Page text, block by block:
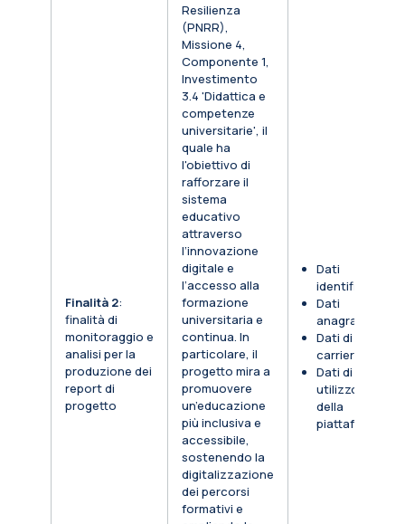
Finalità 2:
finalità di
monitoraggio e
analisi per la
produzione dei
report di
progetto
Resilienza
(PNRR),
Missione 4,
Componente 1,
Investimento
3.4 'Didattica e
competenze
universitarie', il
quale ha
l'obiettivo di
rafforzare il
sistema
educativo
attraverso
l’innovazione
digitale e
l’accesso alla
formazione
universitaria e
continua. In
particolare, il
progetto mira a
promuovere
un’educazione
più inclusiva e
accessibile,
sostenendo la
digitalizzazione
dei percorsi
formativi e
Dati
identificativi
Dati
anagrafici
Dati di
carriera
Dati di
utilizzo
della
piattaforma